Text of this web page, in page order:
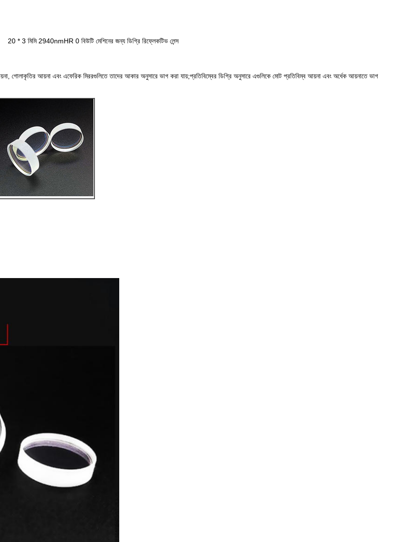
20 * 3 মিমি 2940nmHR 0 বিউটি মেশিনের জন্য ডিগ্রি রিফ্লেকটিভ লেন্স
গোলাকৃতির আয়না এবং এফেরিক মিররগুলিতে তাদের আকার অনুসারে ভাগ করা যায়;প্রতিবিম্বের ডিগ্রি অনুসারে এগুলিকে মোট প্রতিবিম্ব আয়না এবং অর্ধেক আয়নাতে ভাগ